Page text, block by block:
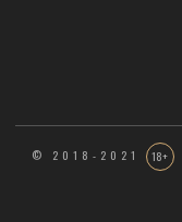
© 2018-2021 18+